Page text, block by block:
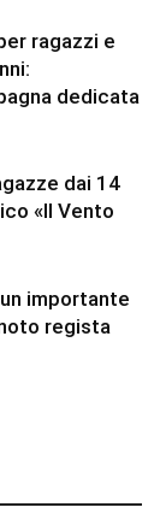
ragazzi e
dedicata
dai 14
«Il Vento
importante
regista